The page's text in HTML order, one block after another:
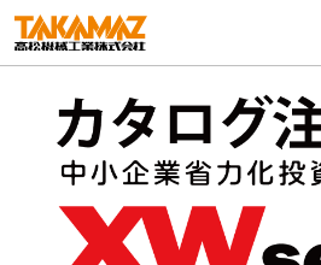
各種お問い合わせ・部品注文
採用に関してはこちらから
企業情報
展示会・イベント